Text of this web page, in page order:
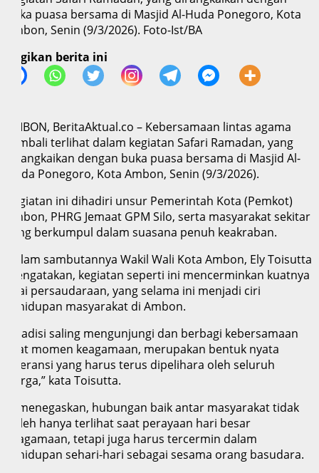
buka puasa bersama di Masjid Al-Huda Ponegoro, Kota
Ambon, Senin (9/3/2026). Foto-Ist/BA
Bagikan berita ini
AMBON, BeritaAktual.co – Kebersamaan lintas agama
kembali terlihat dalam kegiatan Safari Ramadan, yang
dirangkaikan dengan buka puasa bersama di Masjid Al-
Huda Ponegoro, Kota Ambon, Senin (9/3/2026).
Kegiatan ini dihadiri unsur Pemerintah Kota (Pemkot)
Ambon, PHRG Jemaat GPM Silo, serta masyarakat sekitar
yang berkumpul dalam suasana penuh keakraban.
Dalam sambutannya Wakil Wali Kota Ambon, Ely Toisutta
mengatakan, kegiatan seperti ini mencerminkan kuatnya
nilai persaudaraan, yang selama ini menjadi ciri
kehidupan masyarakat di Ambon.
“Tradisi saling mengunjungi dan berbagi kebersamaan
saat momen keagamaan, merupakan bentuk nyata
toleransi yang harus terus dipelihara oleh seluruh
warga,” kata Toisutta.
Ia menegaskan, hubungan baik antar masyarakat tidak
boleh hanya terlihat saat perayaan hari besar
keagamaan, tetapi juga harus tercermin dalam
kehidupan sehari-hari sebagai sesama orang basudara.